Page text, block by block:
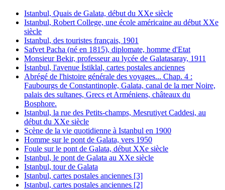
Istanbul, Quais de Galata, début du XXe siècle
Istanbul, Robert College, une école américaine au début XXe
siècle
Istanbul, des touristes français, 1901
Safvet Pacha (né en 1815), diplomate, homme d'Etat
Monsieur Bekir, professeur au lycée de Galatasaray, 1911
İstanbul, l'avenue İstiklal, cartes postales anciennes
Abrégé de l'histoire générale des voyages... Chap. 4 :
Faubourgs de Constantinople, Galata, canal de la mer Noire,
palais des sultanes, Grecs et Arméniens, châteaux du
Bosphore.
Istanbul, la rue des Petits-champs, Mesrutiyet Caddesi, au
début du XXe siècle
Scène de la vie quotidienne à Istanbul en 1900
Homme sur le pont de Galata, vers 1950
Foule sur le pont de Galata, début XXe siècle
Istanbul, le pont de Galata au XXe siècle
Istanbul, tour de Galata
Istanbul, cartes postales anciennes [3]
Istanbul, cartes postales anciennes [2]